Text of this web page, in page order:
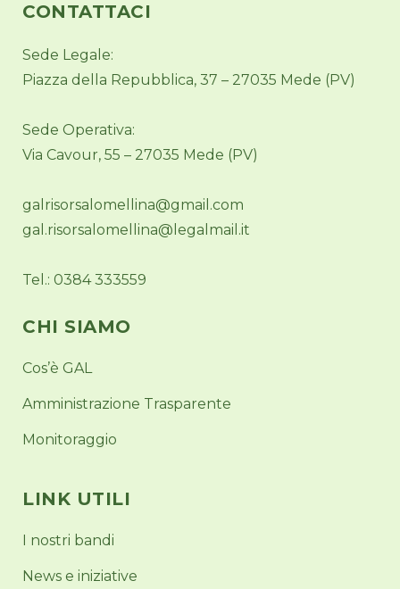
CONTATTACI
Sede Legale:
Piazza della Repubblica, 37 – 27035 Mede (PV)
Sede Operativa:
Via Cavour, 55 – 27035 Mede (PV)
galrisorsalomellina@gmail.com
gal.risorsalomellina@legalmail.it
Tel.: 0384 333559
CHI SIAMO
Cos’è GAL
Amministrazione Trasparente
Monitoraggio
LINK UTILI
I nostri bandi
News e iniziative